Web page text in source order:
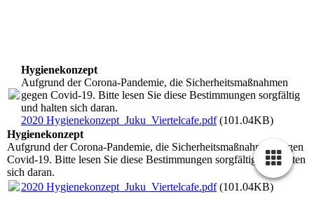
Hygienekonzept
Aufgrund der Corona-Pandemie, die Sicherheitsmaßnahmen
gegen Covid-19. Bitte lesen Sie diese Bestimmungen sorgfältig
und halten sich daran.
2020 Hygienekonzept_Juku_Viertelcafe.pdf(101.04KB)
Hygienekonzept
Aufgrund der Corona-Pandemie, die Sicherheitsmaßnahmen gegen
Covid-19. Bitte lesen Sie diese Bestimmungen sorgfältig und halten
sich daran.
2020 Hygienekonzept_Juku_Viertelcafe.pdf(101.04KB)